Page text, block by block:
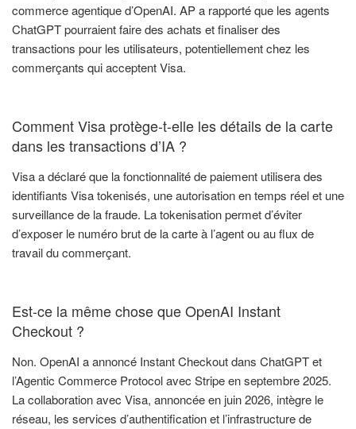
commerce agentique d’OpenAI. AP a rapporté que les agents
ChatGPT pourraient faire des achats et finaliser des
transactions pour les utilisateurs, potentiellement chez les
commerçants qui acceptent Visa.
Comment Visa protège-t-elle les détails de la carte
dans les transactions d’IA ?
Visa a déclaré que la fonctionnalité de paiement utilisera des
identifiants Visa tokenisés, une autorisation en temps réel et une
surveillance de la fraude. La tokenisation permet d’éviter
d’exposer le numéro brut de la carte à l’agent ou au flux de
travail du commerçant.
Est-ce la même chose que OpenAI Instant
Checkout ?
Non. OpenAI a annoncé Instant Checkout dans ChatGPT et
l’Agentic Commerce Protocol avec Stripe en septembre 2025.
La collaboration avec Visa, annoncée en juin 2026, intègre le
réseau, les services d’authentification et l’infrastructure de